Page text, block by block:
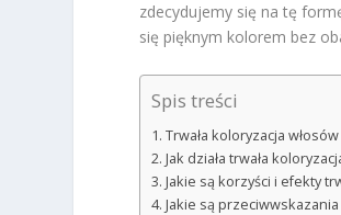
zdecydujemy się na tę
się pięknym kolorem bez
Spis treści
Trwała koloryzacja
Jak działa trwała
Jakie są korzyści i efekty
Jakie są